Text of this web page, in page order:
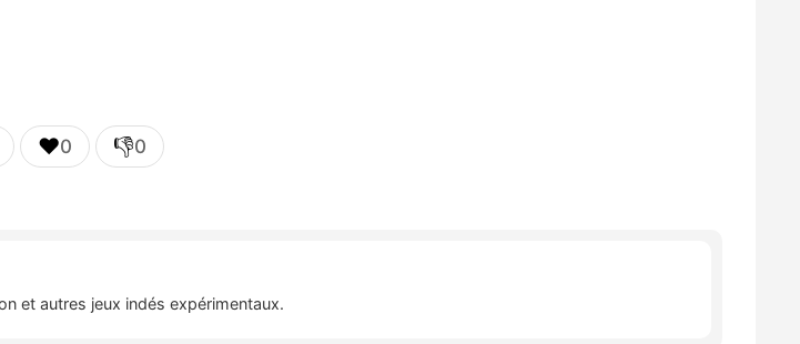
❤️0 👎0
et autres jeux indés expérimentaux.